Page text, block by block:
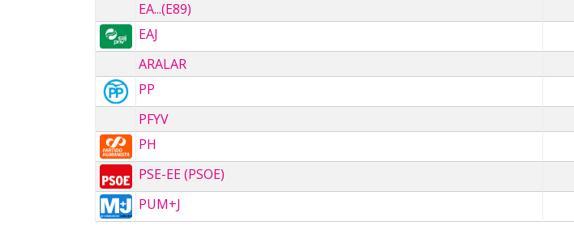
EA...(E89)
EAJ
ARALAR
PP
PFYV
PH
PSE-EE (PSOE)
PUM+J